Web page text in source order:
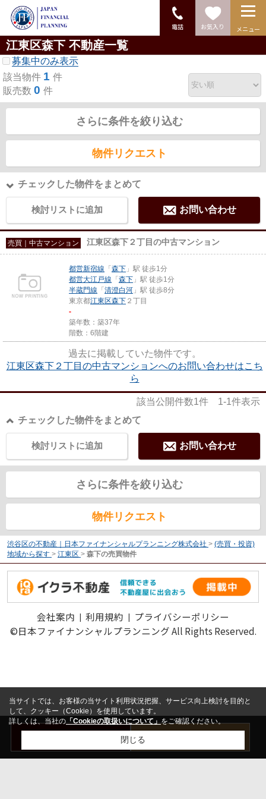
電話 お気入り メニュー
江東区森下 不動産一覧
募集中のみ表示
該当物件 1 件
販売数 0 件
さらに条件を絞り込む
物件リクエスト
チェックした物件をまとめて
検討リストに追加 お問い合わせ
売買｜中古マンション 江東区森下２丁目の中古マンション
都営新宿線 「森下 」駅 徒歩1分
都営大江戸線 「森下 」駅 徒歩1分
半蔵門線 「清澄白河 」駅 徒歩8分
東京都江東区森下 ２丁目
-
築年数：築37年
階数：6階建
過去に掲載していた物件です。
江東区森下２丁目の中古マンションへのお問い合わせはこち
ら
該当公開件数1件 1-1件表示
チェックした物件をまとめて
お問い合わせ
検討リストに追加
さらに条件を絞り込む
物件リクエスト
渋谷区の不動産｜日本ファイナンシャルプランニング株式会社 > (売買・投資)
地域から探す > 江東区 > 森下の売買物件
会社案内 利用規約
プライバシーポリシー
©日本ファイナンシャルプランニング All Rights Reserved.
当サイトでは、お客様の当サイト利用状況把握、サービス向上検討を目的と
して、クッキー（Cookie）を使用しています。
詳しくは、当社の「Cookieの取扱いについて」をご確認ください。
閉じる